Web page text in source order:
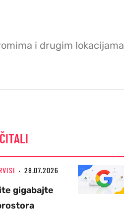
i drugim lokacijama
28.07.2026
gigabajte